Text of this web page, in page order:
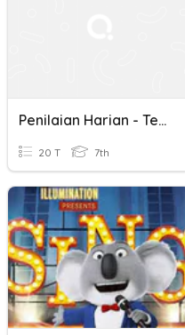
Penilaian Harian - Teori Musik Dasar
20 T 7th